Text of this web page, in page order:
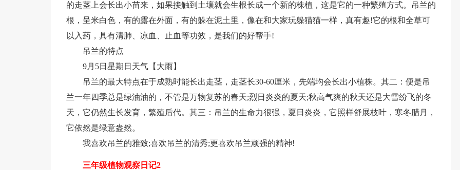
的走茎上会长出小苗来，如果接触到土壤就会生根长成一个新的株植，这是它的一种繁殖方式。吊兰的
根，呈米白色，有的露在外面，有的躲在泥土里，像在和大家玩躲猫猫一样，真有趣!它的根和全草可
以入药，具有清肺、凉血、止血等功效，是我们的好帮手!
吊兰的特点
9月5日星期日天气【大雨】
吊兰的最大特点在于成熟时能长出走茎，走茎长30-60厘米，先端均会长出小植株。其二：便是吊
兰一年四季总是绿油油的，不管是万物复苏的春天;烈日炎炎的夏天;秋高气爽的秋天还是大雪纷飞的冬
天，它仍然生长发育，繁殖后代。其三：吊兰的生命力很强，夏日炎炎，它照样舒展枝叶，寒冬腊月，
它依然是绿意盎然。
我喜欢吊兰的雅致;喜欢吊兰的清秀;更喜欢吊兰顽强的精神!
三年级植物观察日记2